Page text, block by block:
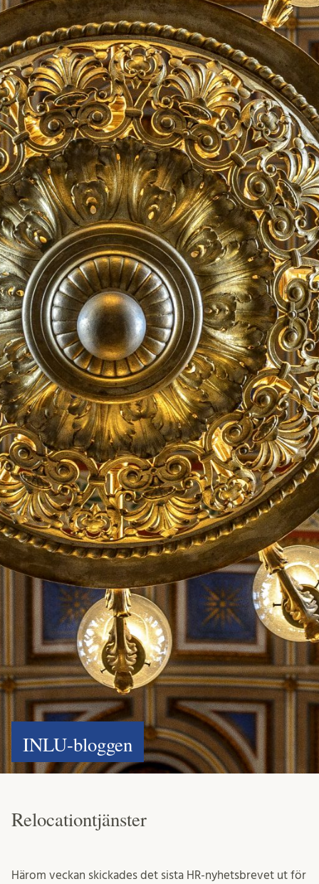
INLU-bloggen
Relocationtjänster
Härom veckan skickades det sista HR-nyhetsbrevet ut för